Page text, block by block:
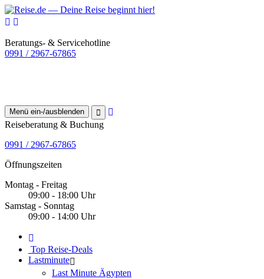
Beratungs- & Servicehotline
0991 / 2967-67865
Menü ein-/ausblenden
Reiseberatung & Buchung
0991 / 2967-67865
Öffnungszeiten
Montag - Freitag
09:00 - 18:00 Uhr
Samstag - Sonntag
09:00 - 14:00 Uhr
Top Reise-Deals
Lastminute
Last Minute Ägypten